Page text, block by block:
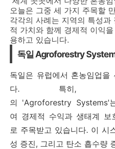
오늘은 그중 세 가지 주목할
각각의 사례는 지역의 특성과
적 가치와 함께 경제적 이익
용하고 있습니다.
독일 Agroforestry
독일은 유럽에서 혼농임업
다. 특히, 브
의 'Agroforestry Systems'
여 경제적 수익과 생태계 보
로 주목받고 있습니다. 이 시
성 증진, 그리고 탄소 흡수량